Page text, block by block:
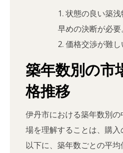
状態の良い築浅
早めの決断が必要。
価格交渉が難し
築年数別の市
格推移
伊丹市における築年数別
場を理解することは、購入
以下に、築年数ごとの平